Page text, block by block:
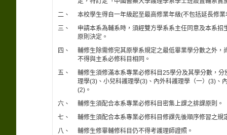
二、
本校學生得自一年級起至最高修業年級(不包括延長修
三、
申請本系為輔系時，須經雙方學系系主任同意及本系
原則決定。
四、
輔修生除需修完其原學系規定之最低畢業學分數之外
不得與主系必修科目相同。
五、
輔修生須修滿本系專業必修科目25學分及其學分數，
理學(3)、小兒科護理學(3)、內外科護理學（一）(3)、
(2)。
六、
輔修生須配合本系專業必修科目密集上課之排課原則。
七、
輔修生須配合本系專業必修科目修課先後順序修習之規
八、
輔修生修畢輔修科目仍不得考護理師證照。